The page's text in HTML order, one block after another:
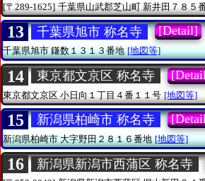
[〒289-1625] 千葉県山武郡芝山町 新井田７８５
13 千葉県旭市 称名寺 [Detail]
千葉県旭市鎌数１３１３番地 [地図等]
14 東京都文京区 称名寺
東京都文京区 小日向１丁目４番１１号 [地図等]
15 新潟県柏崎市 称名寺
新潟県柏崎市大字野田２８１６番地 [地図等]
16 新潟県新潟市西蒲区 称名寺